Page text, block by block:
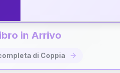
in Arrivo
di Coppia